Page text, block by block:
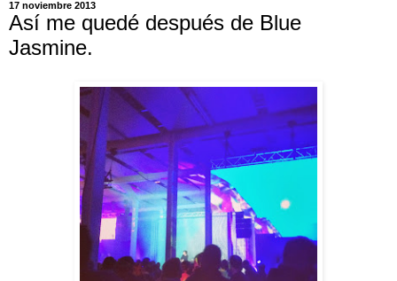
17 noviembre 2013
Así me quedé después de Blue
Jasmine.